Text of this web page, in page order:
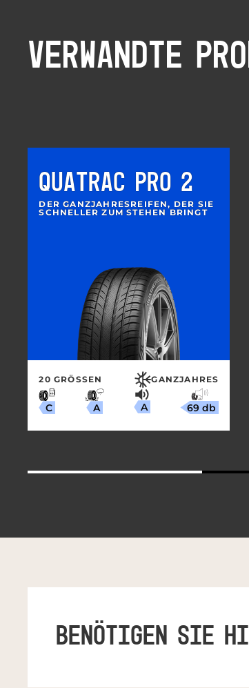
VERWANDTE
QUATRAC PRO 2
DER GANZJAHRESREIFEN, DER SIE
SCHNELLER ZUM STEHEN BRINGT
20 GRÖSSEN GANZJAHRES
C A A 69 db
BENÖTIGEN SIE